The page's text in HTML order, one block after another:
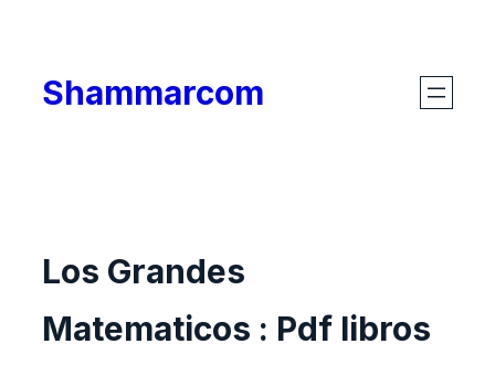
content
Shammarcom
Los Grandes
Matematicos : Pdf libros